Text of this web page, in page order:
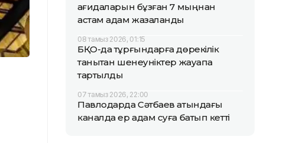
қағидаларын бұзған 7 мыңнан
астам адам жазаланды
08 тамыз 2026, 01:15
БҚО-да тұрғындарға дөрекілік
танытқан шенеуніктер жауапқа
тартылды
07 тамыз 2026, 22:00
Павлодарда Сәтбаев атындағы
каналда ер адам суға батып кетті